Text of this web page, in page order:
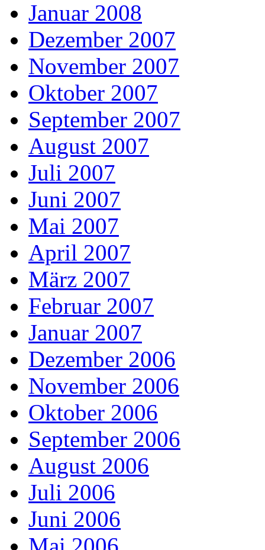
Januar 2008
Dezember 2007
November 2007
Oktober 2007
September 2007
August 2007
Juli 2007
Juni 2007
Mai 2007
April 2007
März 2007
Februar 2007
Januar 2007
Dezember 2006
November 2006
Oktober 2006
September 2006
August 2006
Juli 2006
Juni 2006